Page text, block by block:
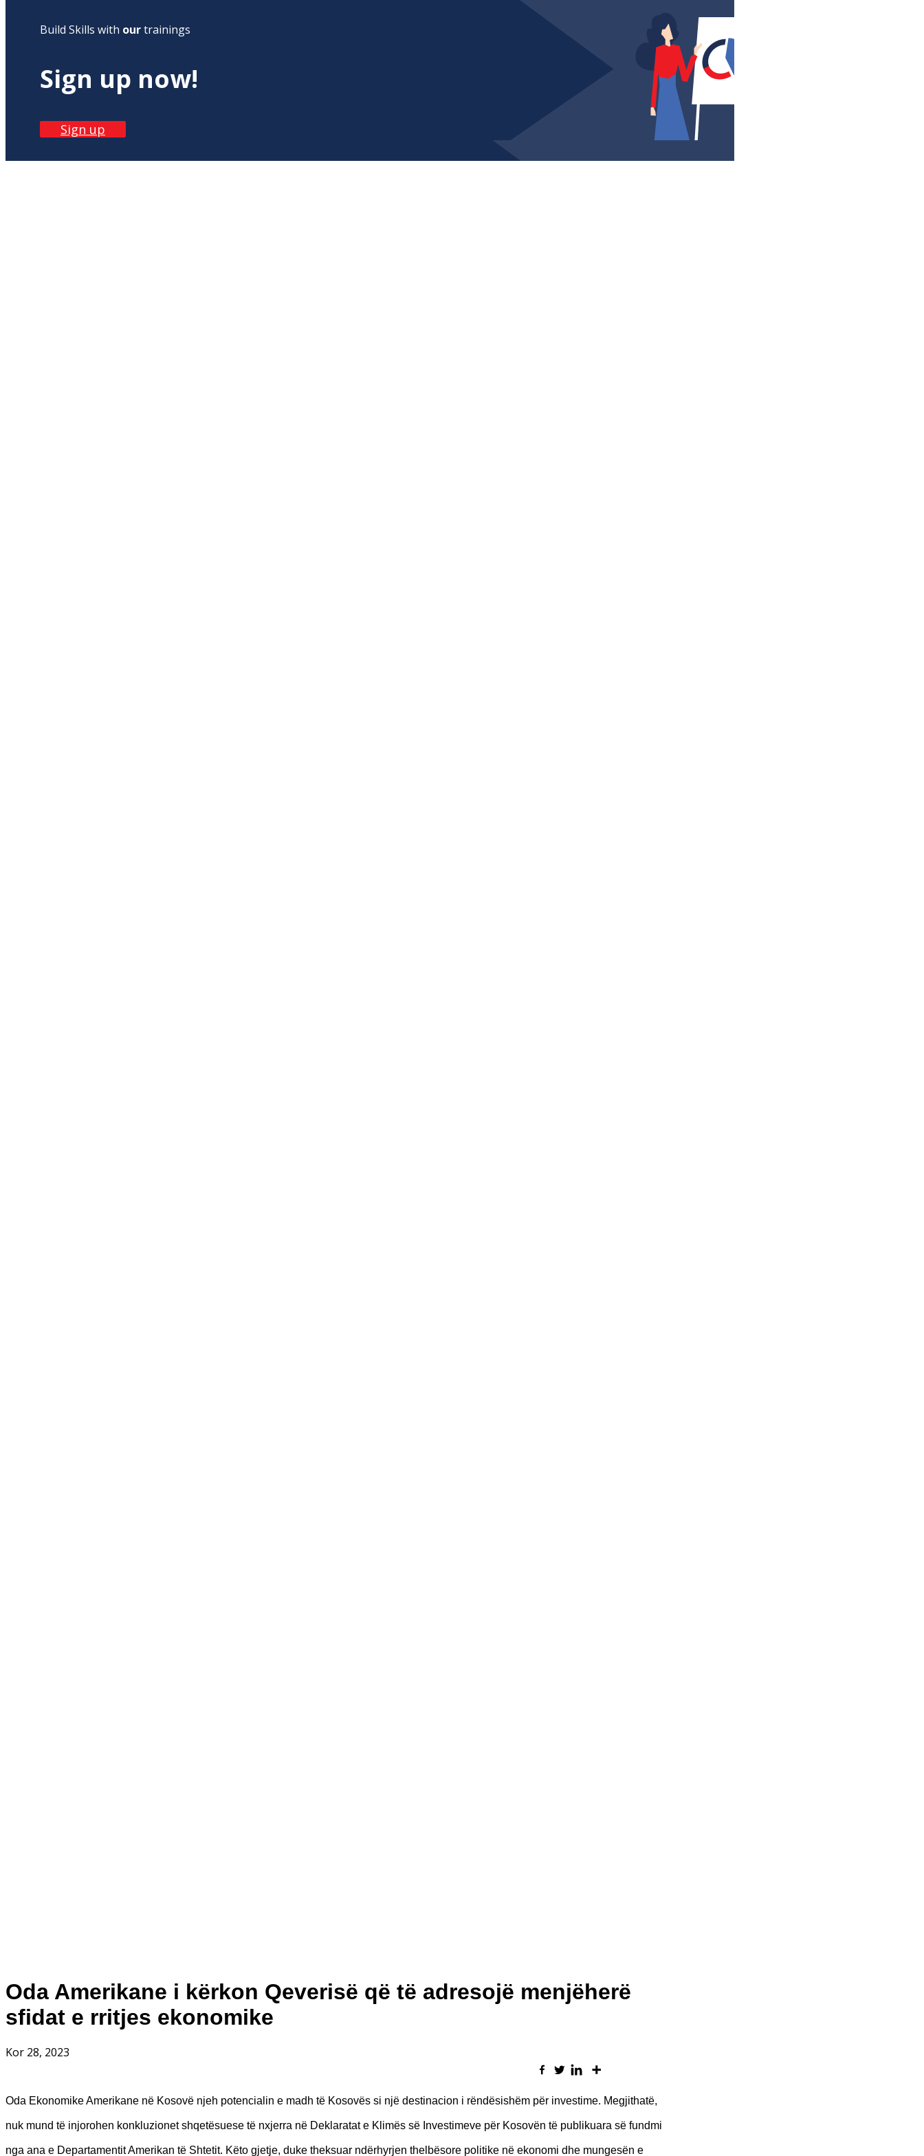
Build Skills with ourtrainings
Sign up now!
Sign up
Oda Amerikane i kërkon Qeverisë që të adresojë menjëherë
sfidat e rritjes ekonomike
Kor 28, 2023
Oda Ekonomike Amerikane në Kosovë njeh potencialin e madh të Kosovës si një destinacion i rëndësishëm për investime. Megjithatë,
nuk mund të injorohen konkluzionet shqetësuese të nxjerra në Deklaratat e Klimës së Investimeve për Kosovën të publikuara së fundmi
nga ana e Departamentit Amerikan të Shtetit. Këto gjetje, duke theksuar ndërhyrjen thelbësore politike në ekonomi dhe mungesën e